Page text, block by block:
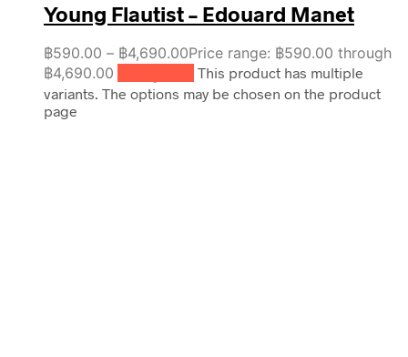
Young Flautist – Edouard Manet
฿590.00 – ฿4,690.00Price range: ฿590.00 through
฿4,690.00
This product has multiple
variants. The options may be chosen on the product
page